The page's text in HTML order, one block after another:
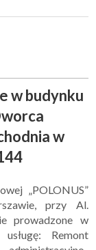
w budynku
w
„POLONUS”
przy Al.
prowadzone w
Remont